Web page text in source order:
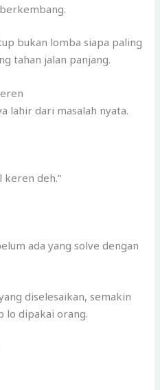
bukan lomba siapa paling
tahan jalan panjang.
lahir dari masalah nyata.
keren deh.”
ada yang solve dengan
diselesaikan, semakin
lo dipakai orang.